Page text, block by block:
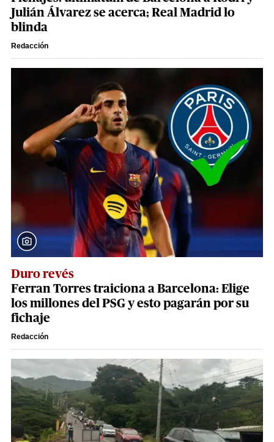
Julián Álvarez se acerca; Real Madrid lo
blinda
Redacción
Duro revés
Ferran Torres traiciona a Barcelona: Elige
los millones del PSG y esto pagarán por su
fichaje
Redacción